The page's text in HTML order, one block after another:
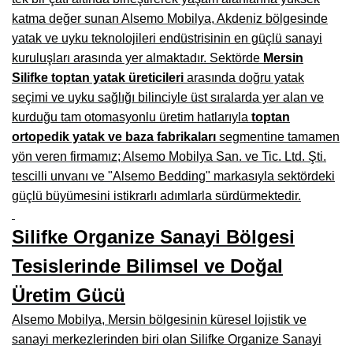
Burdur Mobilya İmalatçıları, Fabrikaları, Mağazaları
Eskişehir Mobilyacılar, Mobilya Mağazaları, Firmaları
Isparta Mobilyacılar, Mobilya Mağazaları, Fabrikaları
Çankırı Mobilyacılar, Mobilya Mağazaları, İmalatçıları
Mersin Mobilyacılar, Mobilya Mağazaları, Üreticileri
Antalya Mobilyacıları, Mobilya Mağazaları, Firmaları
Bolu Mobilyacılar, Mobilya Mağazaları, İmalatçıları
Kırklareli Mobilyacılar, Mobilya Firmaları, Mağazaları
Muğla Mobilyacılar, Mobilya Mağazaları, İmalatçıları
Kastamonu Mobilya Mağazaları, Firmaları
Sakarya Mobilyacılar, Mobilya Mağazaları, İmalatçıları
katma değer sunan Alsemo Mobilya, Akdeniz bölgesinde
yatak ve uyku teknolojileri endüstrisinin en güçlü sanayi
kuruluşları arasında yer almaktadır. Sektörde Mersin
Silifke toptan yatak üreticileri arasında doğru yatak
seçimi ve uyku sağlığı bilinciyle üst sıralarda yer alan ve
kurduğu tam otomasyonlu üretim hatlarıyla toptan
ortopedik yatak ve baza fabrikaları segmentine tamamen
yön veren firmamız; Alsemo Mobilya San. ve Tic. Ltd. Şti.
tescilli unvanı ve "Alsemo Bedding" markasıyla sektördeki
güçlü büyümesini istikrarlı adımlarla sürdürmektedir.
Silifke Organize Sanayi Bölgesi
Tesislerinde Bilimsel ve Doğal
Üretim Gücü
Alsemo Mobilya, Mersin bölgesinin küresel lojistik ve
sanayi merkezlerinden biri olan Silifke Organize Sanayi